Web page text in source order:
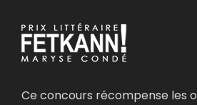
Ce concours récompense les